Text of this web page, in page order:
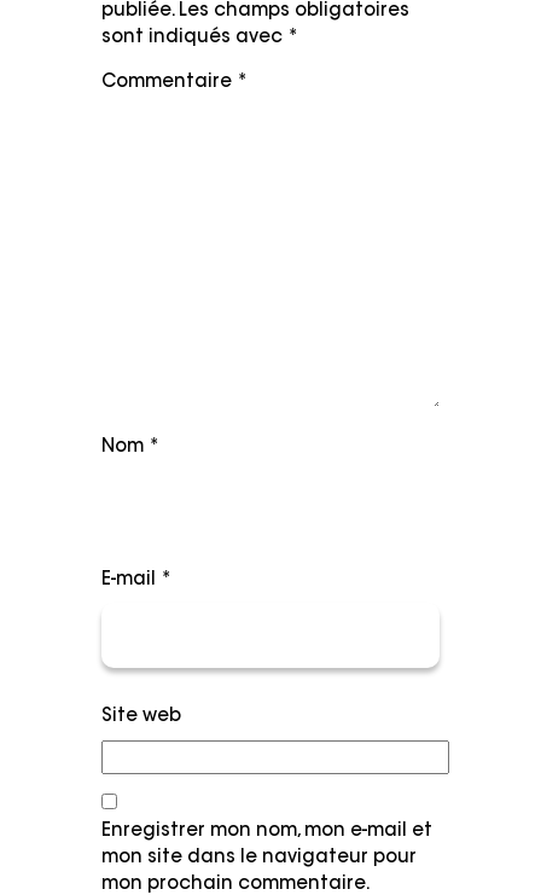
publiée. Les champs obligatoires
sont indiqués avec *
Commentaire *
Nom *
E-mail *
Site web
Enregistrer mon nom, mon e-mail et
mon site dans le navigateur pour
mon prochain commentaire.